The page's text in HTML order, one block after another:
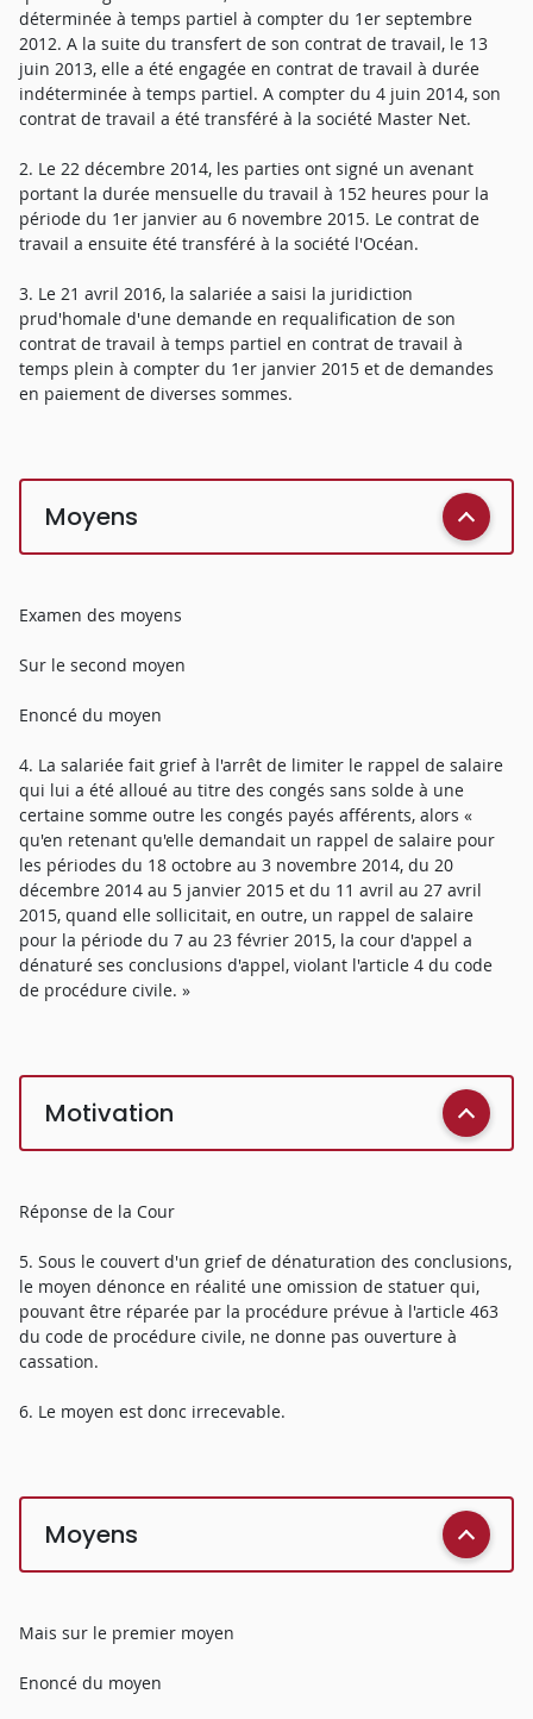
déterminée à temps partiel à compter du 1er septembre
2012. A la suite du transfert de son contrat de travail, le 13
juin 2013, elle a été engagée en contrat de travail à durée
indéterminée à temps partiel. A compter du 4 juin 2014, son
contrat de travail a été transféré à la société Master Net.
2. Le 22 décembre 2014, les parties ont signé un avenant
portant la durée mensuelle du travail à 152 heures pour la
période du 1er janvier au 6 novembre 2015. Le contrat de
travail a ensuite été transféré à la société l'Océan.
3. Le 21 avril 2016, la salariée a saisi la juridiction
prud'homale d'une demande en requalification de son
contrat de travail à temps partiel en contrat de travail à
temps plein à compter du 1er janvier 2015 et de demandes
en paiement de diverses sommes.
Moyens
Examen des moyens
Sur le second moyen
Enoncé du moyen
4. La salariée fait grief à l'arrêt de limiter le rappel de salaire
qui lui a été alloué au titre des congés sans solde à une
certaine somme outre les congés payés afférents, alors «
qu'en retenant qu'elle demandait un rappel de salaire pour
les périodes du 18 octobre au 3 novembre 2014, du 20
décembre 2014 au 5 janvier 2015 et du 11 avril au 27 avril
2015, quand elle sollicitait, en outre, un rappel de salaire
pour la période du 7 au 23 février 2015, la cour d'appel a
dénaturé ses conclusions d'appel, violant l'article 4 du code
de procédure civile. »
Motivation
Réponse de la Cour
5. Sous le couvert d'un grief de dénaturation des conclusions,
le moyen dénonce en réalité une omission de statuer qui,
pouvant être réparée par la procédure prévue à l'article 463
du code de procédure civile, ne donne pas ouverture à
cassation.
6. Le moyen est donc irrecevable.
Moyens
Mais sur le premier moyen
Enoncé du moyen